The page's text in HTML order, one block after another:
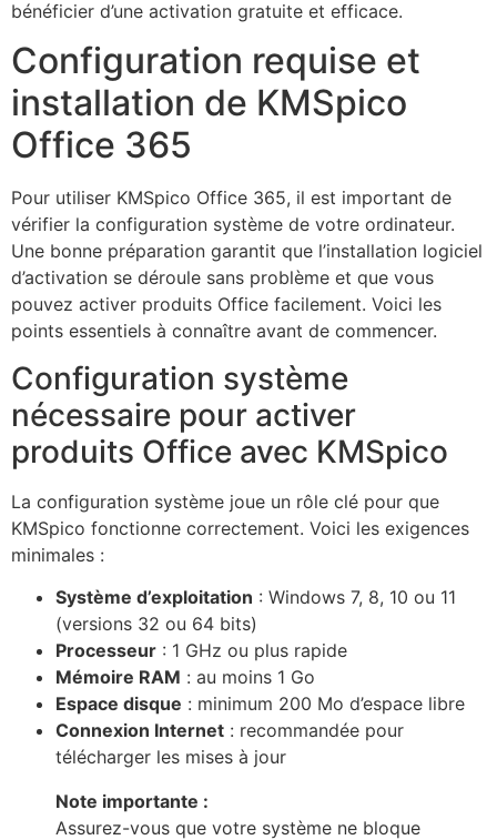
bénéficier d’une activation gratuite et efficace.
Configuration requise et
installation de KMSpico
Office 365
Pour utiliser KMSpico Office 365, il est important de
vérifier la configuration système de votre ordinateur.
Une bonne préparation garantit que l’installation logiciel
d’activation se déroule sans problème et que vous
pouvez activer produits Office facilement. Voici les
points essentiels à connaître avant de commencer.
Configuration système
nécessaire pour activer
produits Office avec KMSpico
La configuration système joue un rôle clé pour que
KMSpico fonctionne correctement. Voici les exigences
minimales :
Système d’exploitation : Windows 7, 8, 10 ou 11
(versions 32 ou 64 bits)
Processeur : 1 GHz ou plus rapide
Mémoire RAM : au moins 1 Go
Espace disque : minimum 200 Mo d’espace libre
Connexion Internet : recommandée pour
télécharger les mises à jour
Note importante :
Assurez-vous que votre système ne bloque